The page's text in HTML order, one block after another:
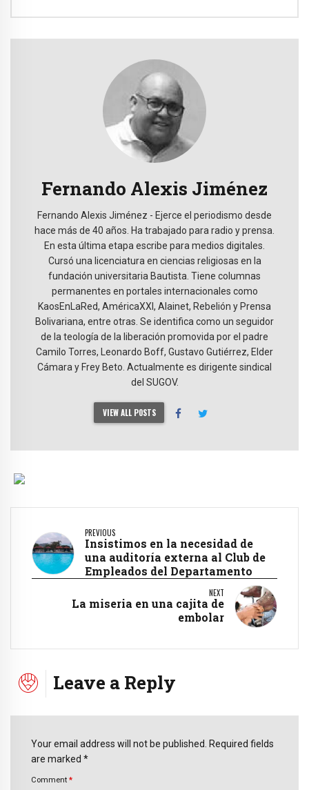
Fernando Alexis Jiménez
Fernando Alexis Jiménez - Ejerce el periodismo desde
hace más de 40 años. Ha trabajado para radio y prensa.
En esta última etapa escribe para medios digitales.
Cursó una licenciatura en ciencias religiosas en la
fundación universitaria Bautista. Tiene columnas
permanentes en portales internacionales como
KaosEnLaRed, AméricaXXI, Alainet, Rebelión y Prensa
Bolivariana, entre otras. Se identifica como un seguidor
de la teología de la liberación promovida por el padre
Camilo Torres, Leonardo Boff, Gustavo Gutiérrez, Elder
Cámara y Frey Beto. Actualmente es dirigente sindical
del SUGOV.
VIEW ALL POSTS
PREVIOUS
Insistimos en la necesidad de
una auditoría externa al Club de
Empleados del Departamento
NEXT
La miseria en una cajita de
embolar
Leave a Reply
Your email address will not be published. Required fields
are marked *
Comment *